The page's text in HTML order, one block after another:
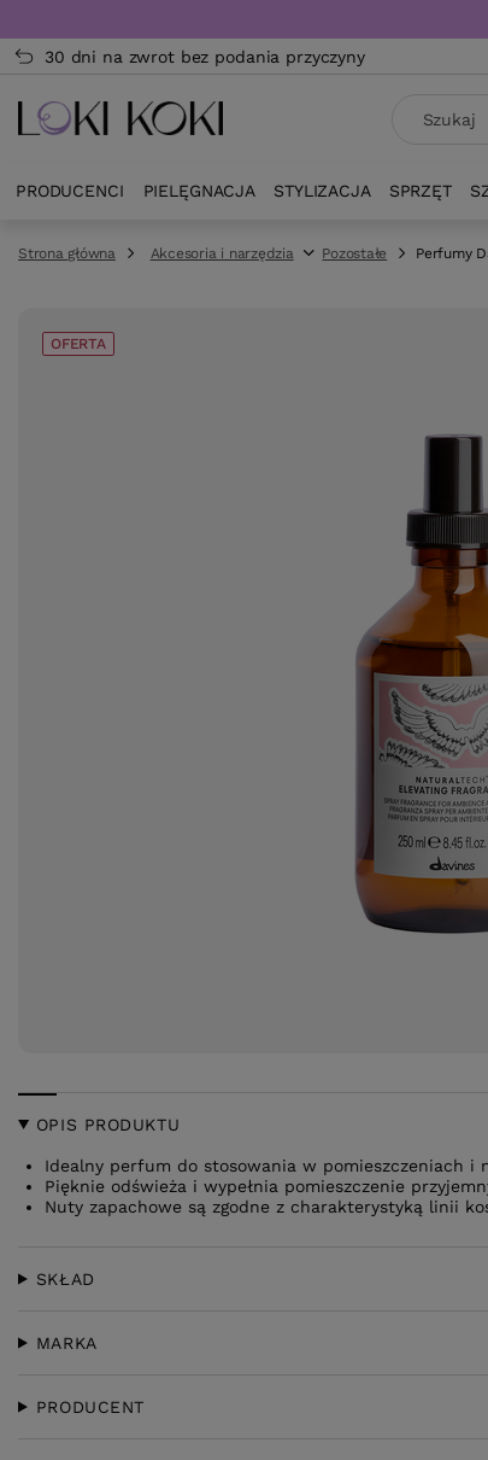
30 dni na zwrot bez podania przyczyny
PRODUCENCI PIELĘGNACJA STYLIZACJA SPRZĘT
Strona główna Akcesoria i narzędzia Pozostałe Perfumy
OFERTA
OPIS PRODUKTU
Idealny perfum do stosowania w pomieszczeniach i
Pięknie odświeża i wypełnia pomieszczenie
Nuty zapachowe są zgodne z charakterystyką linii
SKŁAD
MARKA
PRODUCENT